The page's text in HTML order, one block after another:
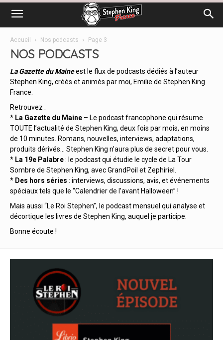
Accueil Nos podcasts Page 3
NOS PODCASTS
La Gazette du Maineest le flux de podcasts dédiés à l’auteur
Stephen King, créés et animés par moi, Emilie de Stephen King
France.
Retrouvez :
* La Gazette du Maine – Le podcast francophone qui résume
TOUTE l’actualité de Stephen King, deux fois par mois, en moins
de 10 minutes. Romans, nouvelles, interviews, adaptations,
produits dérivés… Stephen King n’aura plus de secret pour vous.
* La 19e Palabre: le podcast qui étudie le cycle de La Tour
Sombre de Stephen King, avec GrandPoil et Zephiriel.
* Des hors séries : interviews, discussions, avis, et événements
spéciaux tels que le “Calendrier de l’avant Halloween” !
Mais aussi “Le Roi Stephen”, le podcast mensuel qui analyse et
décortique les livres de Stephen King, auquel je participe.
Bonne écoute !